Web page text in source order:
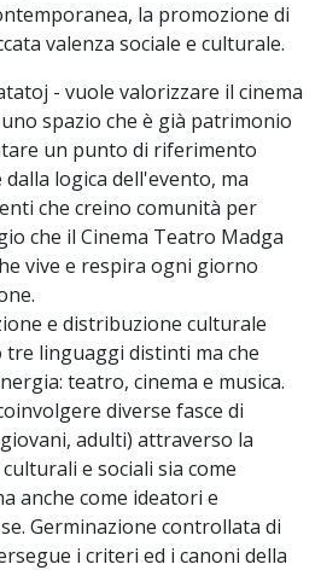
la promozione di
valenza sociale e culturale.
- vuole valorizzare il cinema
spazio che è già patrimonio
un punto di riferimento
logica dell'evento, ma
che creino comunità per
che il Cinema Teatro Madga
vive e respira ogni giorno
e distribuzione culturale
linguaggi distinti ma che
teatro, cinema e musica.
diverse fasce di
adulti) attraverso la
e sociali sia come
anche come ideatori e
Germinazione controllata di
i criteri ed i canoni della